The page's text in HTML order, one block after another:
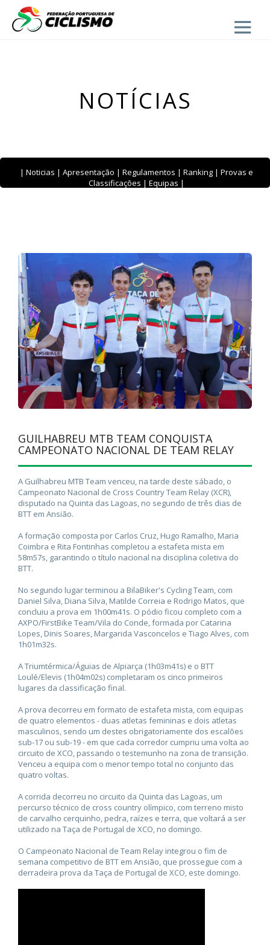
Close
- BTT
NOTÍCIAS
| Noticias | Apresentação | Regulamentos | Ranking | Provas e
Classificações | Equipas |
GUILHABREU MTB TEAM CONQUISTA
CAMPEONATO NACIONAL DE TEAM RELAY
A Guilhabreu MTB Team venceu, na tarde deste sábado, o
Campeonato Nacional de Cross Country Team Relay (XCR),
disputado na Quinta das Lagoas, no segundo de três dias de
BTT em Ansião.
A formação composta por Carlos Cruz, Hugo Ramalho, Maria
Coimbra e Rita Fontinhas completou a estafeta mista em
58m57s, garantindo o título nacional na disciplina coletiva do
BTT.
No segundo lugar terminou a BilaBiker's Cycling Team, com
Daniel Silva, Diana Silva, Matilde Correia e Rodrigo Matos, que
concluiu a prova em 1h00m41s. O pódio ficou completo com a
AXPO/FirstBike Team/Vila do Conde, formada por Catarina
Lopes, Dinis Soares, Margarida Vasconcelos e Tiago Alves, com
1h01m32s.
A Triumtérmica/Águias de Alpiarça (1h03m41s) e o BTT
Loulé/Elevis (1h04m02s) completaram os cinco primeiros
lugares da classificação final.
A prova decorreu em formato de estafeta mista, com equipas
de quatro elementos - duas atletas femininas e dois atletas
masculinos, sendo um destes obrigatoriamente dos escalões
sub-17 ou sub-19 - em que cada corredor cumpriu uma volta ao
circuito de XCO, passando o testemunho na zona de transição.
Venceu a equipa com o menor tempo total no conjunto das
quatro voltas.
A corrida decorreu no circuito da Quinta das Lagoas, um
percurso técnico de cross country olímpico, com terreno misto
de carvalho cerquinho, pedra, raízes e terra, que voltará a ser
utilizado na Taça de Portugal de XCO, no domingo.
O Campeonato Nacional de Team Relay integrou o fim de
semana competitivo de BTT em Ansião, que prossegue com a
derradeira prova da Taça de Portugal de XCO, este domingo.